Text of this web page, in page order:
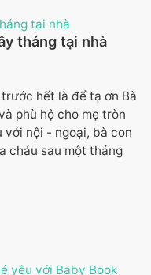
tháng tại nhà
hết là để tạ ơn Bà
phù hộ cho mẹ tròn
với nội - ngoại, bà con
cháu sau một tháng